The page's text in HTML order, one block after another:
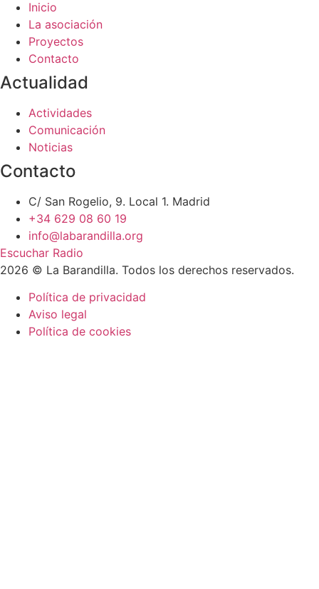
Inicio
La asociación
Proyectos
Contacto
Actualidad
Actividades
Comunicación
Noticias
Contacto
C/ San Rogelio, 9. Local 1. Madrid
+34 629 08 60 19
info@labarandilla.org
Escuchar Radio
2026 © La Barandilla. Todos los derechos reservados.
Política de privacidad
Aviso legal
Política de cookies